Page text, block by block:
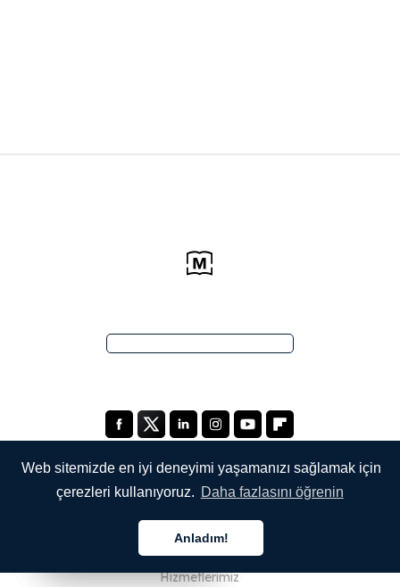
Web sitemizde en iyi deneyimi yaşamanızı sağlamak için
çerezleri kullanıyoruz. Daha fazlasını öğrenin
Anladım!
Hakkımızda
Hizmetlerimiz
Türkçe
Türkçe
Türkçe